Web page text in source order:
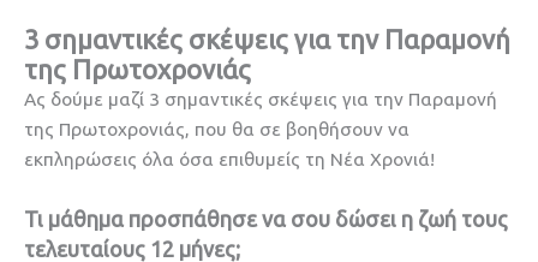
3 σημαντικές σκέψεις για την Παραμονή
της Πρωτοχρονιάς
Ας δούμε μαζί 3 σημαντικές σκέψεις για την Παραμονή
της Πρωτοχρονιάς, που θα σε βοηθήσουν να
εκπληρώσεις όλα όσα επιθυμείς τη Νέα Χρονιά!
Τι μάθημα προσπάθησε να σου δώσει η ζωή τους
τελευταίους 12 μήνες;